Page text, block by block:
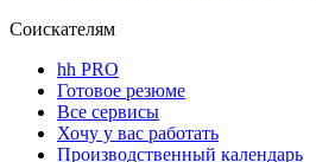
Соискателям
hh PRO
Готовое резюме
Все сервисы
Хочу у вас работать
Производственный календарь